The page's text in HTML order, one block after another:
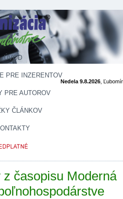
Nedela 9.8.2026,
ÚVOD
PRE INZERENTOV
PRE AUTOROV
ČLÁNKOV
časopisu Moderná